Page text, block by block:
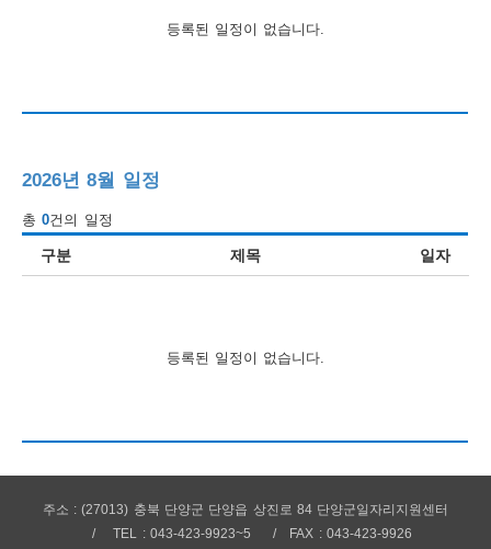
등록된 일정이 없습니다.
2026년 8월 일정
총0건의 일정
구분 제목 일자
등록된 일정이 없습니다.
주소 : (27013) 충북 단양군 단양읍 상진로 84 단양군일자리지원센터
TEL : 043-423-9923~5
FAX : 043-423-9926